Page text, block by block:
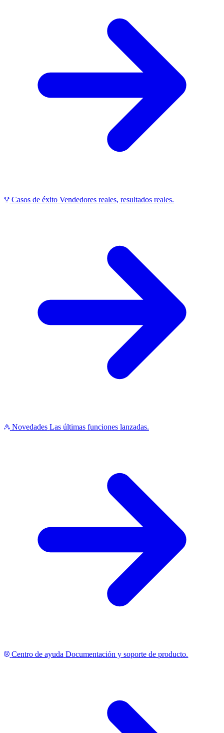
Casos de éxito Vendedores reales, resultados reales.
Novedades Las últimas funciones lanzadas.
Centro de ayuda Documentación y soporte de producto.